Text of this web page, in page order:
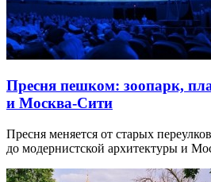
Пресня пешком: зоопарк,
и Москва-Сити
Пресня меняется от старых
до модернистской архитектуры и